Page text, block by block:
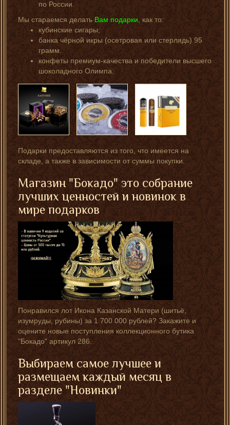
по России.
Мы стараемся делатьВам подарки,как то:
кубинские сигары;
банка чёрной икры (осетровая или стерлядь) 95
грамм.
конфеты премиум-качества и победители высшего
шоколадного Олимпа.
Подарки предоставляются из того, что имеется на
складе, а также в зависимости от суммы покупки.
Магазин "Бокадо" это собрание
лучших ценностей и новинок в
мире подарков
Понравился лот Икона Казанской Матери (шитьё,
изумруды, рубины) за 1 700 000 рублей? Закажите и
оцените новые поступления коллекционного бутика
"Бокадо" артикул 286.
Выбираем самое лучшее и
размещаем каждый месяц в
разделе "Новинки"